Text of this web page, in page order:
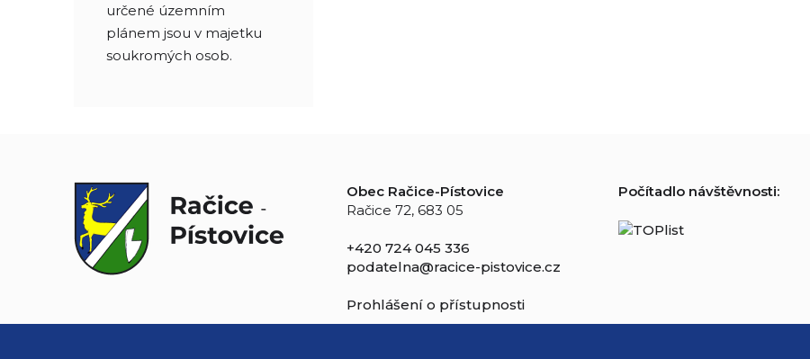
určené územním
plánem jsou v majetku
soukromých osob.
Obec Račice-Pístovice
Račice 72, 683 05
+420 724 045 336
podatelna@racice-pistovice.cz
Prohlášení o přístupnosti
Počítadlo návštěvnosti: